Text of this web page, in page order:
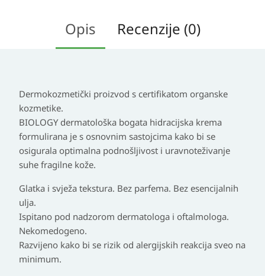
Opis Recenzije (0)
Dermokozmetički proizvod s certifikatom organske
kozmetike.
BIOLOGY dermatološka bogata hidracijska krema
formulirana je s osnovnim sastojcima kako bi se
osigurala optimalna podnošljivost i uravnoteživanje
suhe fragilne kože.
Glatka i svježa tekstura. Bez parfema. Bez esencijalnih
ulja.
Ispitano pod nadzorom dermatologa i oftalmologa.
Nekomedogeno.
Razvijeno kako bi se rizik od alergijskih reakcija sveo na
minimum.